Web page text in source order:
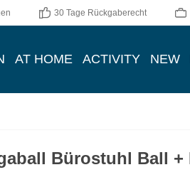
30 Tage Rückgaberecht
AT HOME ACTIVITY NEW
Bürostuhl Ball +